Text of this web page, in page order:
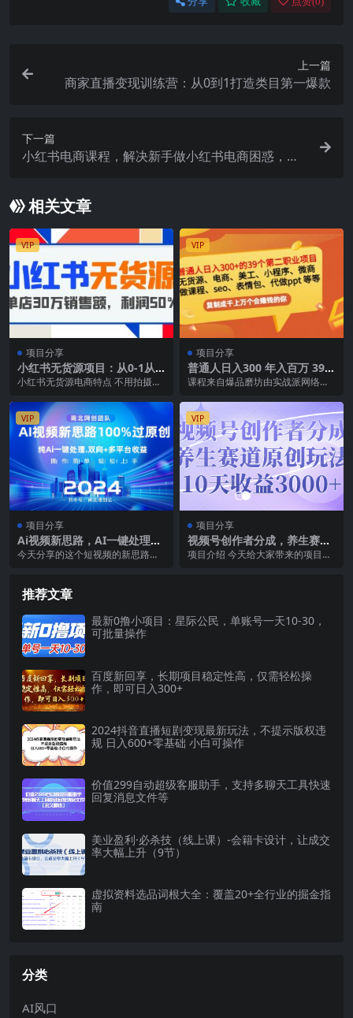
上一篇
商家直播变现训练营：从0到1打造类目第一爆款
下一篇
小红书电商课程，解决新手做小红书电商困惑，小
相关文章
VIP
项目分享
小红书无货源项目：从0-1从
开店到爆单 单店30万销售额
小红书无货源电商特点 不用拍摄、
照，一部手机即可...
VIP
项目分享
普通人日入300 年入百万 39个
副业项目：无货源、电商、小
课程来自爆品磨坊由实战派网络营
服务16年讲座超过...
VIP
项目分享
Ai视频新思路，AI一键处理，
100%过原创，单视频热度上
今天分享的这个短视频的新思路赛
VIP
项目分享
视频号创作者分成，养生赛道
原创玩法，10天收益3000+
项目介绍 今天给大家带来的项目是
推荐文章
最新0撸小项目：星际公民，单账号一天10-30，
可批量操作
百度新回享，长期项目稳定性高，仅需轻松操
作，即可日入300+
2024抖音直播短剧变现最新玩法，不提示版权违
规 日入600+零基础 小白可操作
价值299自动超级客服助手，支持多聊天工具快速
回复消息文件等
美业盈利·必杀技（线上课）-会籍卡设计，让成交
率大幅上升（9节）
虚拟资料选品词根大全：覆盖20+全行业的掘金指
南
分类
AI风口